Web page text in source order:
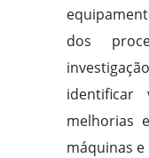
dos
identificar
melhorias
máquinas